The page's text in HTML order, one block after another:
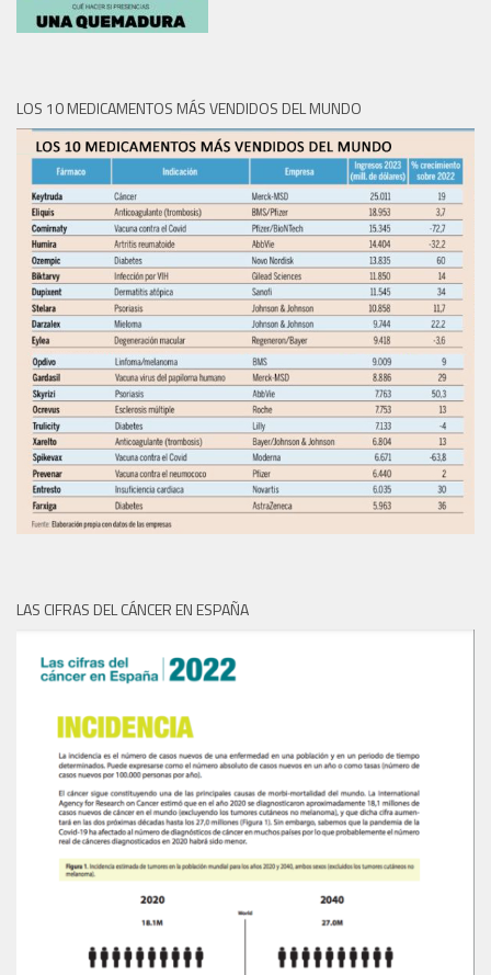
LOS 10 MEDICAMENTOS MÁS VENDIDOS DEL MUNDO
LAS CIFRAS DEL CÁNCER EN ESPAÑA